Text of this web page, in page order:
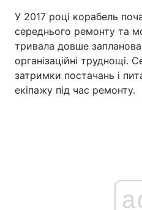
У 2017 році корабель
середнього ремонту та
тривала довше
організаційні труднощі.
затримки постачань і
екіпажу під час ремонту.